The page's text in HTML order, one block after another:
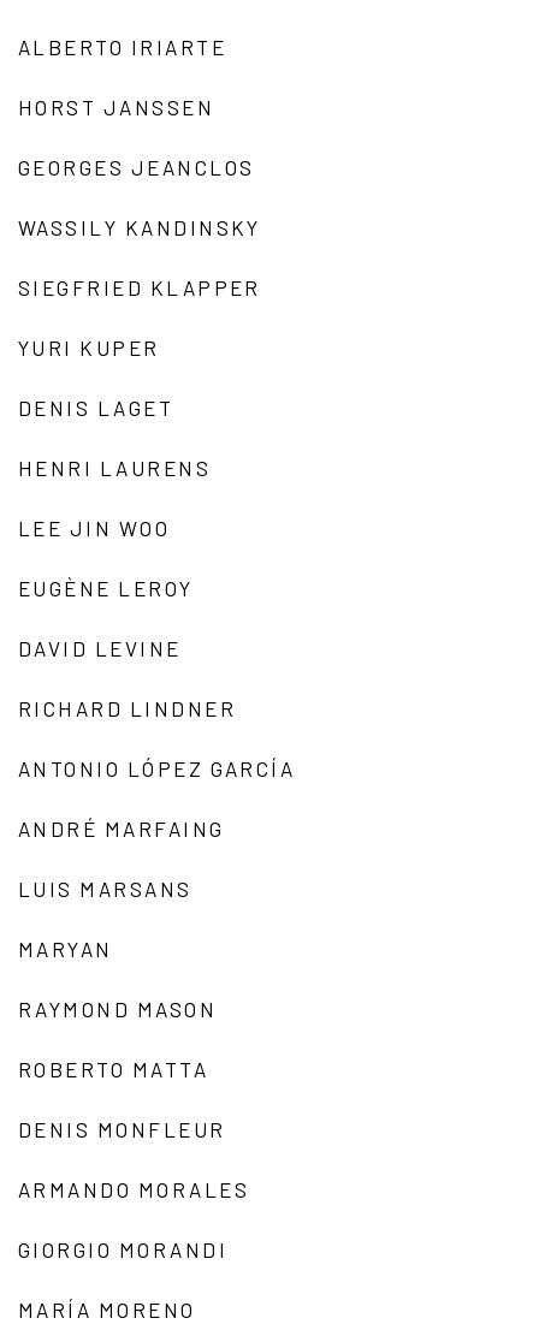
ALBERTO IRIARTE
HORST JANSSEN
GEORGES JEANCLOS
WASSILY KANDINSKY
SIEGFRIED KLAPPER
YURI KUPER
DENIS LAGET
HENRI LAURENS
LEE JIN WOO
EUGÈNE LEROY
DAVID LEVINE
RICHARD LINDNER
ANTONIO LÓPEZ GARCÍA
ANDRÉ MARFAING
LUIS MARSANS
MARYAN
RAYMOND MASON
ROBERTO MATTA
DENIS MONFLEUR
ARMANDO MORALES
GIORGIO MORANDI
MARÍA MORENO